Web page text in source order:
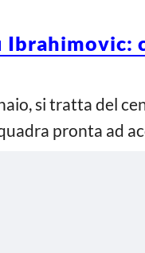
Ibrahimovic:
si tratta del
pronta ad